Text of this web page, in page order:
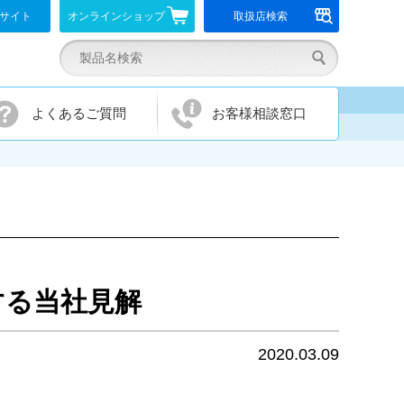
イト オンラインショップ 取扱店検索
よくあるご質問 お客様相談窓口
当社見解
2020.03.09